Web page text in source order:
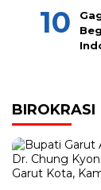
BIROKRASI